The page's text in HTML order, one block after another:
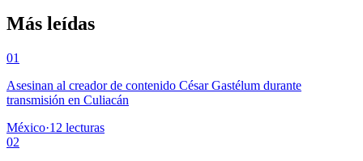
Más leídas
01
Asesinan al creador de contenido César Gastélum durante
transmisión en Culiacán
México·12 lecturas
02